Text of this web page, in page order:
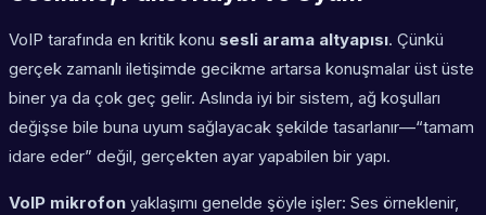
VoIP tarafında en kritik konu sesli arama altyapısı. Çünkü
gerçek zamanlı iletişimde gecikme artarsa konuşmalar üst üste
biner ya da çok geç gelir. Aslında iyi bir sistem, ağ koşulları
değişse bile buna uyum sağlayacak şekilde tasarlanır—“tamam
idare eder” değil, gerçekten ayar yapabilen bir yapı.
VoIP mikrofon yaklaşımı genelde şöyle işler: Ses örneklenir,